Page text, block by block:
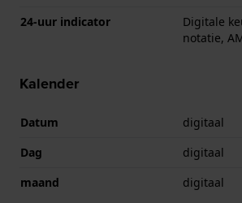
24-uur indicator
Digitale
notatie,
Kalender
Datum
digitaal
Dag
digitaal
maand
digitaal